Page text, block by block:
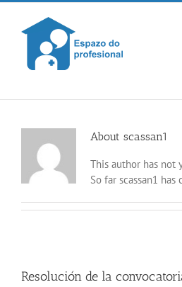
Skip
content
About scassan1
This author has not
So far scassan1
Resolución de la